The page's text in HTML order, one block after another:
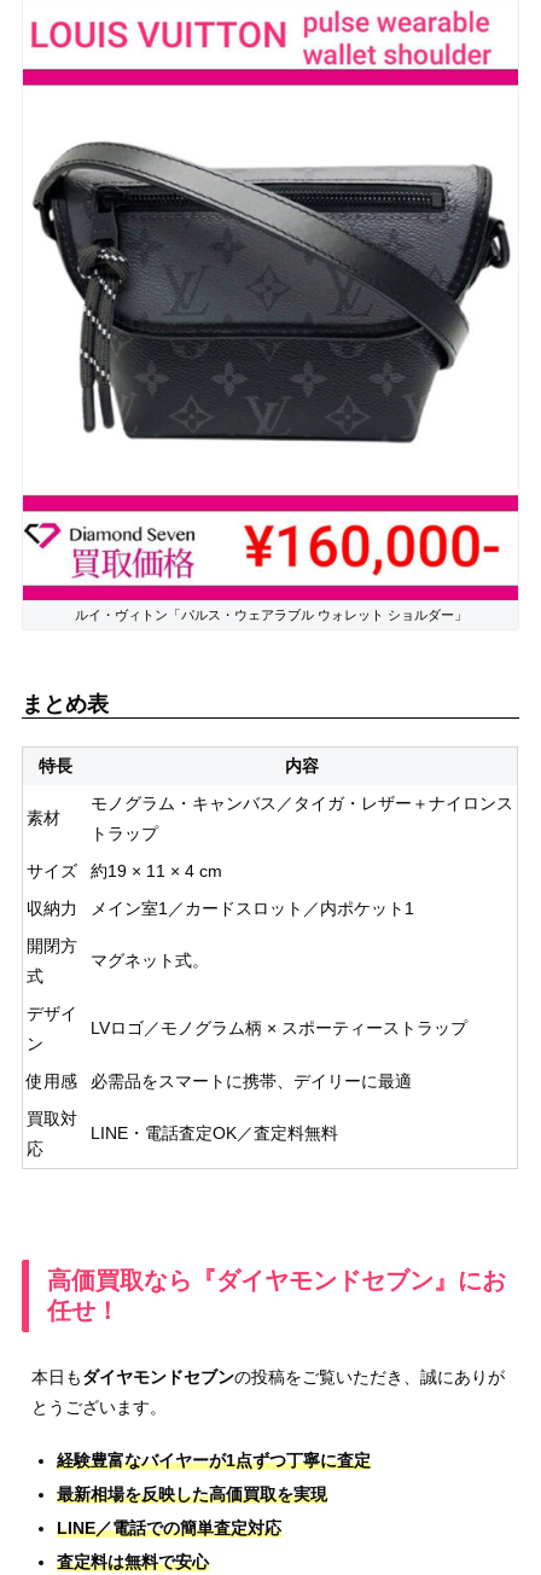
ルイ・ヴィトン「パルス・ウェアラブル ウォレット ショルダー」
まとめ表
特長 内容
素材
モノグラム・キャンバス／タイガ・レザー＋ナイロンス
トラップ
サイズ
約19 × 11 × 4 cm
収納力
メイン室1／カードスロット／内ポケット1
開閉方
式
マグネット式。
デザイ
ン
LVロゴ／モノグラム柄 × スポーティーストラップ
使用感
必需品をスマートに携帯、デイリーに最適
買取対
応
LINE・電話査定OK／査定料無料
高価買取なら『ダイヤモンドセブン』にお
任せ！
本日もダイヤモンドセブンの投稿をご覧いただき、誠にありが
とうございます。
経験豊富なバイヤーが1点ずつ丁寧に査定
最新相場を反映した高価買取を実現
LINE／電話での簡単査定対応
査定料は無料で安心